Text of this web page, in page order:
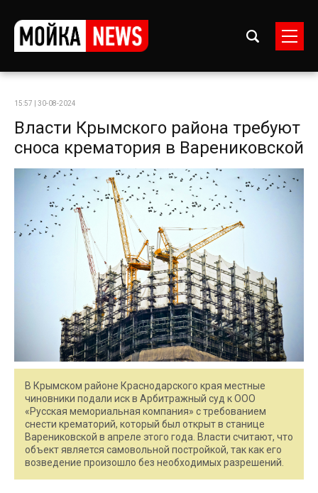
15:57 | 30-08-2024
Власти Крымского района требуют
сноса крематория в Варениковской
В Крымском районе Краснодарского края местные
чиновники подали иск в Арбитражный суд к ООО
«Русская мемориальная компания» с требованием
снести крематорий, который был открыт в станице
Варениковской в апреле этого года. Власти считают, что
объект является самовольной постройкой, так как его
возведение произошло без необходимых разрешений.